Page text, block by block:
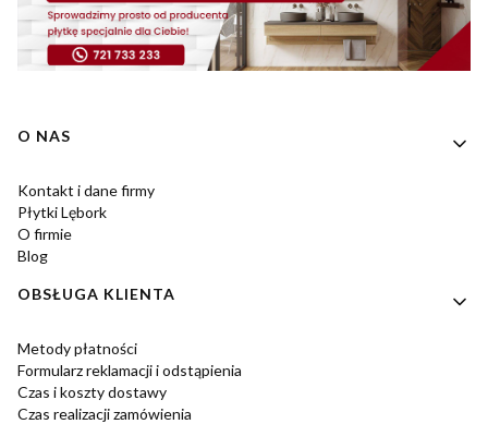
Linki w stopce
O NAS
Kontakt i dane firmy
Płytki Lębork
O firmie
Blog
OBSŁUGA KLIENTA
Metody płatności
Formularz reklamacji i odstąpienia
Czas i koszty dostawy
Czas realizacji zamówienia